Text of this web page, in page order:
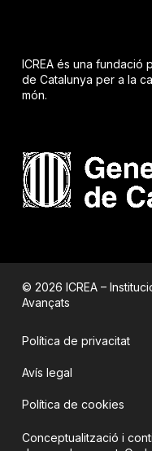
ICREA és una fundació
de Catalunya per a la
món.
© 2026 ICREA –
Avançats
Política de privacitat
Avís legal
Política de cookies
Conceptualització i